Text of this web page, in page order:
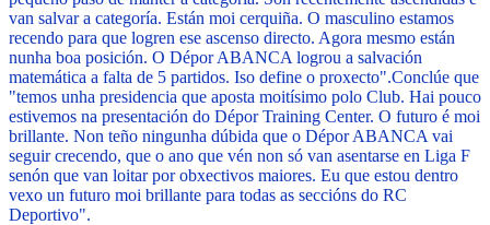
van salvar a categoría. Están moi cerquiña. O masculino estamos
recendo para que logren ese ascenso directo. Agora mesmo están
nunha boa posición. O Dépor ABANCA logrou a salvación
matemática a falta de 5 partidos. Iso define o proxecto".Conclúe que
"temos unha presidencia que aposta moitísimo polo Club. Hai pouco
estivemos na presentación do Dépor Training Center. O futuro é moi
brillante. Non teño ningunha dúbida que o Dépor ABANCA vai
seguir crecendo, que o ano que vén non só van asentarse en Liga F
senón que van loitar por obxectivos maiores. Eu que estou dentro
vexo un futuro moi brillante para todas as seccións do RC
Deportivo".